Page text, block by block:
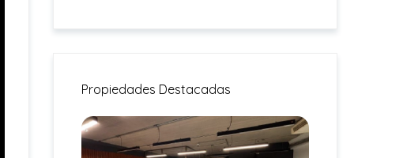
Propiedades Destacadas